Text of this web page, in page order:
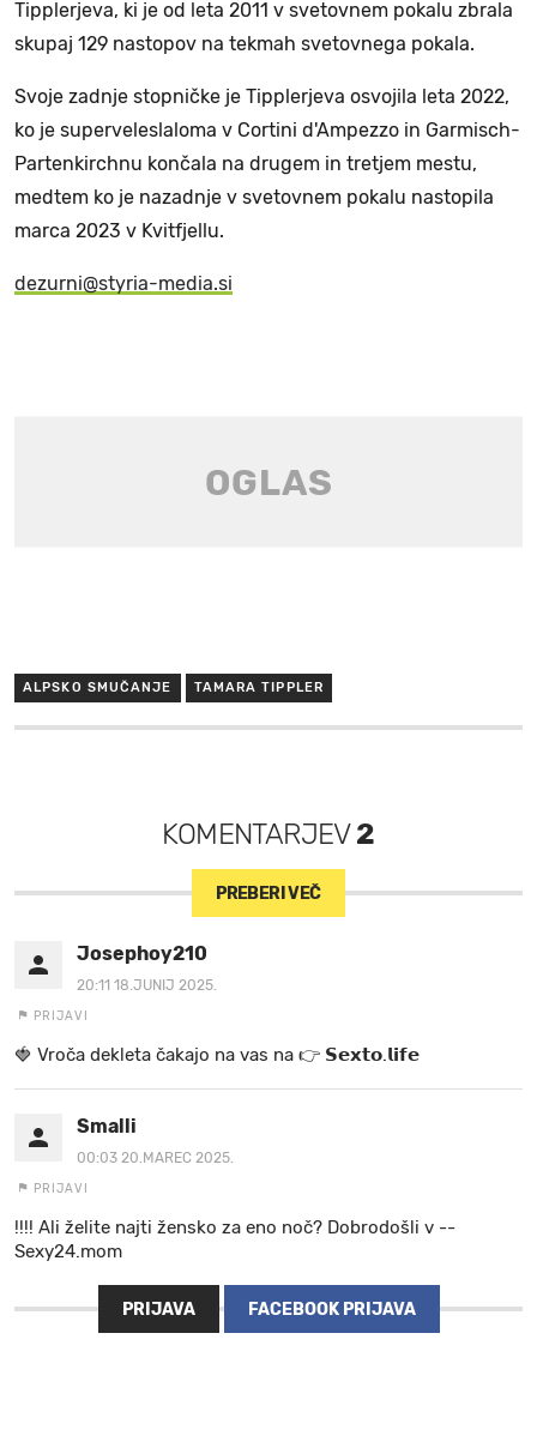
Tipplerjeva, ki je od leta 2011 v svetovnem pokalu zbrala
skupaj 129 nastopov na tekmah svetovnega pokala.
Svoje zadnje stopničke je Tipplerjeva osvojila leta 2022,
ko je superveleslaloma v Cortini d'Ampezzo in Garmisch-
Partenkirchnu končala na drugem in tretjem mestu,
medtem ko je nazadnje v svetovnem pokalu nastopila
marca 2023 v Kvitfjellu.
dezurni@styria-media.si
ALPSKO SMUČANJE TAMARA TIPPLER
KOMENTARJEV2
PREBERI VEČ
Josephoy210
20:11 18.JUNIJ 2025.
PRIJAVI
🍓 V r o č a d e k l e t a ča k a jo na va s n a 👉 𝗦𝗲𝘅𝘁𝗼.𝗹𝗶𝗳𝗲
Smalli
00:03 20.MAREC 2025.
PRIJAVI
!!!! Ali želite najti žensko za eno noč? Dobrodošli v --
Sexy24.mom
PRIJAVA FACEBOOK PRIJAVA